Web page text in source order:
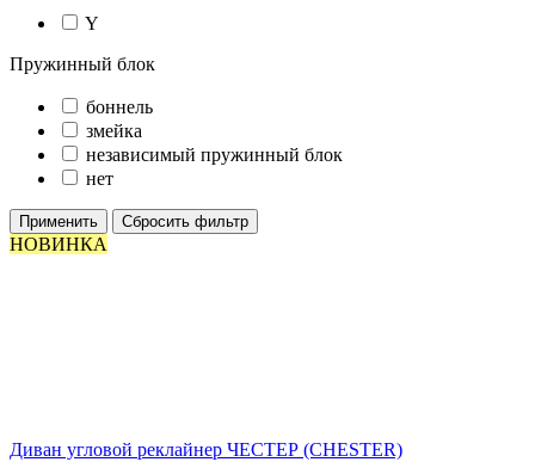
Y
Пружинный блок
боннель
змейка
независимый пружинный блок
нет
Применить Сбросить фильтр
НОВИНКА
Диван угловой реклайнер ЧЕСТЕР (CHESTER)